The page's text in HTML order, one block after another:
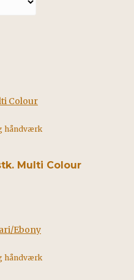
håndværk
Multi Colour
håndværk